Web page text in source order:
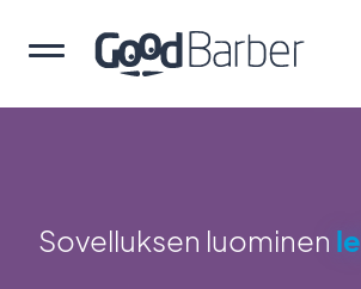
Sovelluksen luominen